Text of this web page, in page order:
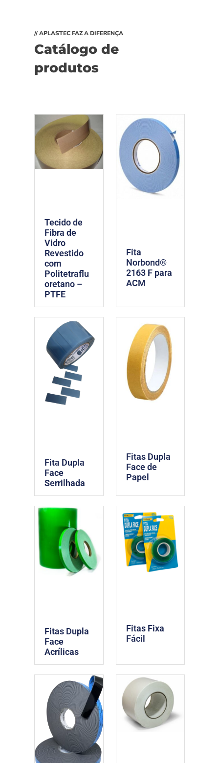
// APLASTEC FAZ A DIFERENÇA
Catálogo de
produtos
Tecido de
Fibra de
Vidro
Revestido
com
Politetraflu
oretano –
PTFE
Fita
Norbond®
2163 F para
ACM
Fita Dupla
Face
Serrilhada
Fitas Dupla
Face de
Papel
Fitas Dupla
Face
Acrílicas
Fitas Fixa
Fácil